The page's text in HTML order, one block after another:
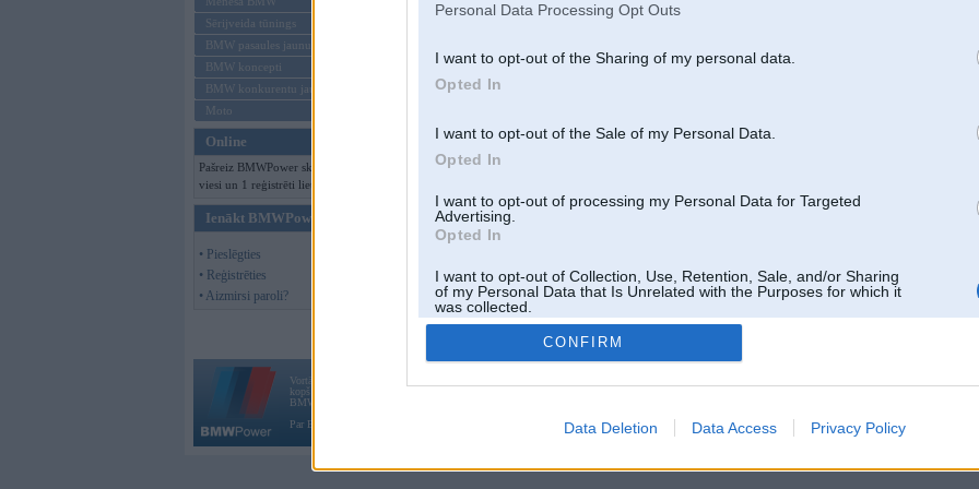
Personal Data Processing Opt Outs
I want to opt-out of the Sharing of my personal data.
Opted In
I want to opt-out of the Sale of my Personal Data.
Opted In
I want to opt-out of processing my Personal Data for Targeted
Advertising.
Opted In
I want to opt-out of Collection, Use, Retention, Sale, and/or Sharing
of my Personal Data that Is Unrelated with the Purposes for which it
was collected.
Opted Out
CONFIRM
Data Deletion Data Access Privacy Policy
Sērijveida tūnings
BMW pasaules jaunumi
BMW koncepti
BMW konkurentu jaunumi
Moto
Online
Pašreiz BMWPower skatās 146
viesi un 1 reģistrēti lietotāji.
Ienākt BMWPower
• Pieslēgties
• Reģistrēties
• Aizmirsi paroli?
Vortāls BMWPower.lv darbojas
kopš 2002. gada 14. maija. Tas nav auto klubs un nav saistīts ar
BMW AG.
Par BMWPower